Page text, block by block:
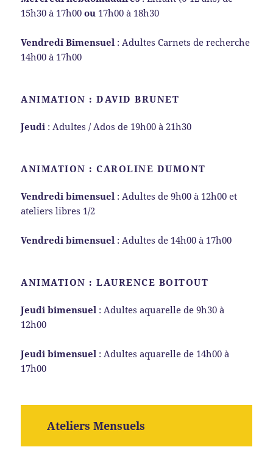
15h30 à 17h00ou 17h00 à 18h30
Vendredi Bimensuel : Adultes Carnets de recherche
14h00 à 17h00
ANIMATION : DAVID BRUNET
Jeudi : Adultes / Ados de 19h00 à 21h30
ANIMATION : CAROLINE DUMONT
Vendredi bimensuel : Adultes de 9h00 à 12h00 et
ateliers libres 1/2
Vendredi bimensuel : Adultes de 14h00 à 17h00
ANIMATION : LAURENCE BOITOUT
Jeudi bimensuel : Adultes aquarelle de 9h30 à
12h00
Jeudi bimensuel : Adultes aquarelle de 14h00 à
17h00
Ateliers Mensuels